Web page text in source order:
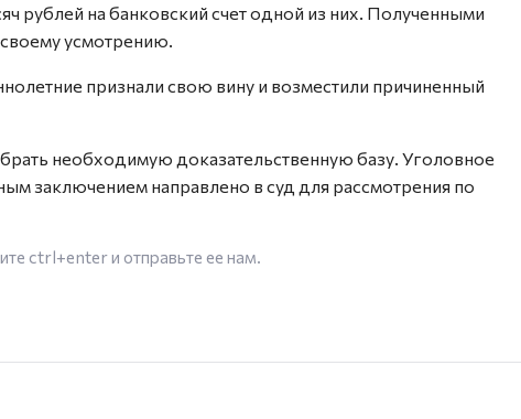
рублей на банковский счет одной из них. Полученными
усмотрению.
признали свою вину и возместили причиненный
необходимую доказательственную базу. Уголовное
заключением направлено в суд для рассмотрения по
ctrl+enterи отправьте ее нам.